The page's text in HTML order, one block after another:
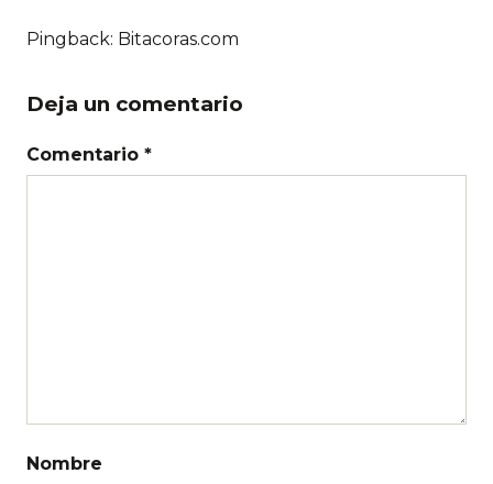
Pingback: Bitacoras.com
Deja un comentario
Comentario *
Nombre